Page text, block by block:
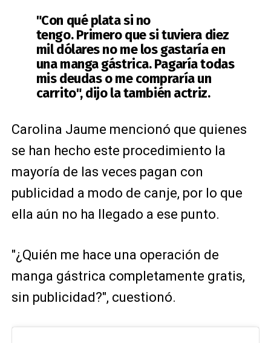
"Con qué plata si no
tengo. Primero que si tuviera diez
mil dólares no me los gastaría en
una manga gástrica. Pagaría todas
mis deudas o me compraría un
carrito", dijo la también actriz.
Carolina Jaume mencionó que quienes
se han hecho este procedimiento la
mayoría de las veces pagan con
publicidad a modo de canje, por lo que
ella aún no ha llegado a ese punto.
"¿Quién me hace una operación de
manga gástrica completamente gratis,
sin publicidad?", cuestionó.